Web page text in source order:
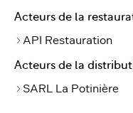
Acteurs de la
API Restauration
Acteurs de la
SARL La Potinière